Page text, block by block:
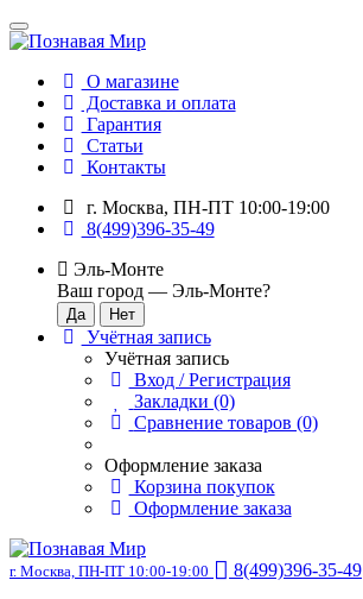
О магазине
Доставка и оплата
Гарантия
Статьи
Контакты
г. Москва, ПН-ПТ 10:00-19:00
8(499)396-35-49
Эль-Монте
Ваш город — Эль-Монте?
Учётная запись
Учётная запись
Вход / Регистрация
Закладки (0)
Сравнение товаров (0)
Оформление заказа
Корзина покупок
Оформление заказа
г. Москва, ПН-ПТ 10:00-19:00
8(499)396-35-49